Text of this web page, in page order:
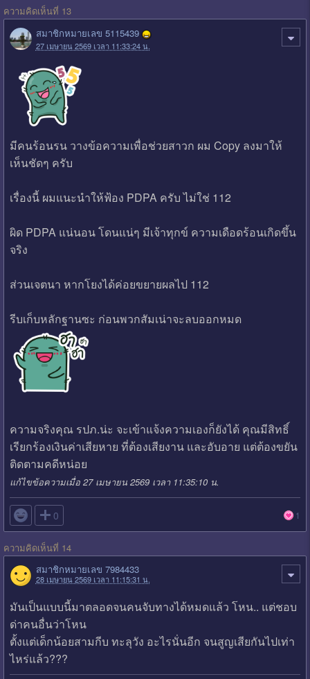
ความคิดเห็นที่ 13
สมาชิกหมายเลข 5115439
27 เมษายน 2569 เวลา 11:33:24 น.
มีคนร้อนรน วางข้อความเพื่อช่วยสาวก ผม Copy ลงมาให้
เห็นชัดๆ ครับ
เรื่องนี้ ผมแนะนำให้ฟ้อง PDPA ครับ ไม่ใช่ 112
ผิด PDPA แน่นอน โดนแน่ๆ มีเจ้าทุกข์ ความเดือดร้อนเกิดขึ้น
จริง
ส่วนเจตนา หากโยงได้ค่อยขยายผลไป 112
รีบเก็บหลักฐานซะ ก่อนพวกสัมเน่าจะลบออกหมด
ความจริงคุณ รปภ.น่ะ จะเข้าแจ้งความเองก็ยังได้ คุณมีสิทธิ์
เรียกร้องเงินค่าเสียหาย ที่ต้องเสียงาน และอับอาย แต่ต้องขยัน
ติดตามคดีหน่อย
แก้ไขข้อความเมื่อ 27 เมษายน 2569 เวลา 11:35:10 น.
 0 1
ความคิดเห็นที่ 14
สมาชิกหมายเลข 7984433
28 เมษายน 2569 เวลา 11:15:31 น.
มันเป็นแบบนี้มาตลอดจนคนจับทางได้หมดแล้ว โหน.. แต่ชอบ
ด่าคนอื่นว่าโหน
ตั้งแต่เด็กน้อยสามกีบ ทะลุวัง อะไรนั่นอีก จนสูญเสียกันไปเท่า
ไหร่แล้ว???